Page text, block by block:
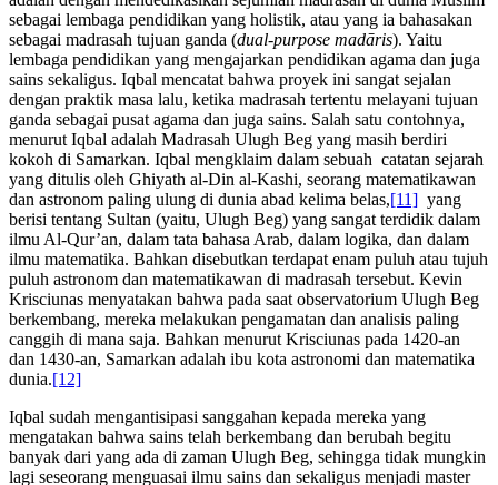
sebagai lembaga pendidikan yang holistik, atau yang ia bahasakan
sebagai madrasah tujuan ganda (dual-purpose madāris). Yaitu
lembaga pendidikan yang mengajarkan pendidikan agama dan juga
sains sekaligus. Iqbal mencatat bahwa proyek ini sangat sejalan
dengan praktik masa lalu, ketika madrasah tertentu melayani tujuan
ganda sebagai pusat agama dan juga sains. Salah satu contohnya,
menurut Iqbal adalah Madrasah Ulugh Beg yang masih berdiri
kokoh di Samarkan. Iqbal mengklaim dalam sebuah catatan sejarah
yang ditulis oleh Ghiyath al-Din al-Kashi, seorang matematikawan
dan astronom paling ulung di dunia abad kelima belas,[11] yang
berisi tentang Sultan (yaitu, Ulugh Beg) yang sangat terdidik dalam
ilmu Al-Qur’an, dalam tata bahasa Arab, dalam logika, dan dalam
ilmu matematika. Bahkan disebutkan terdapat enam puluh atau tujuh
puluh astronom dan matematikawan di madrasah tersebut. Kevin
Krisciunas menyatakan bahwa pada saat observatorium Ulugh Beg
berkembang, mereka melakukan pengamatan dan analisis paling
canggih di mana saja. Bahkan menurut Krisciunas pada 1420-an
dan 1430-an, Samarkan adalah ibu kota astronomi dan matematika
dunia.[12]
Iqbal sudah mengantisipasi sanggahan kepada mereka yang
mengatakan bahwa sains telah berkembang dan berubah begitu
banyak dari yang ada di zaman Ulugh Beg, sehingga tidak mungkin
lagi seseorang menguasai ilmu sains dan sekaligus menjadi master